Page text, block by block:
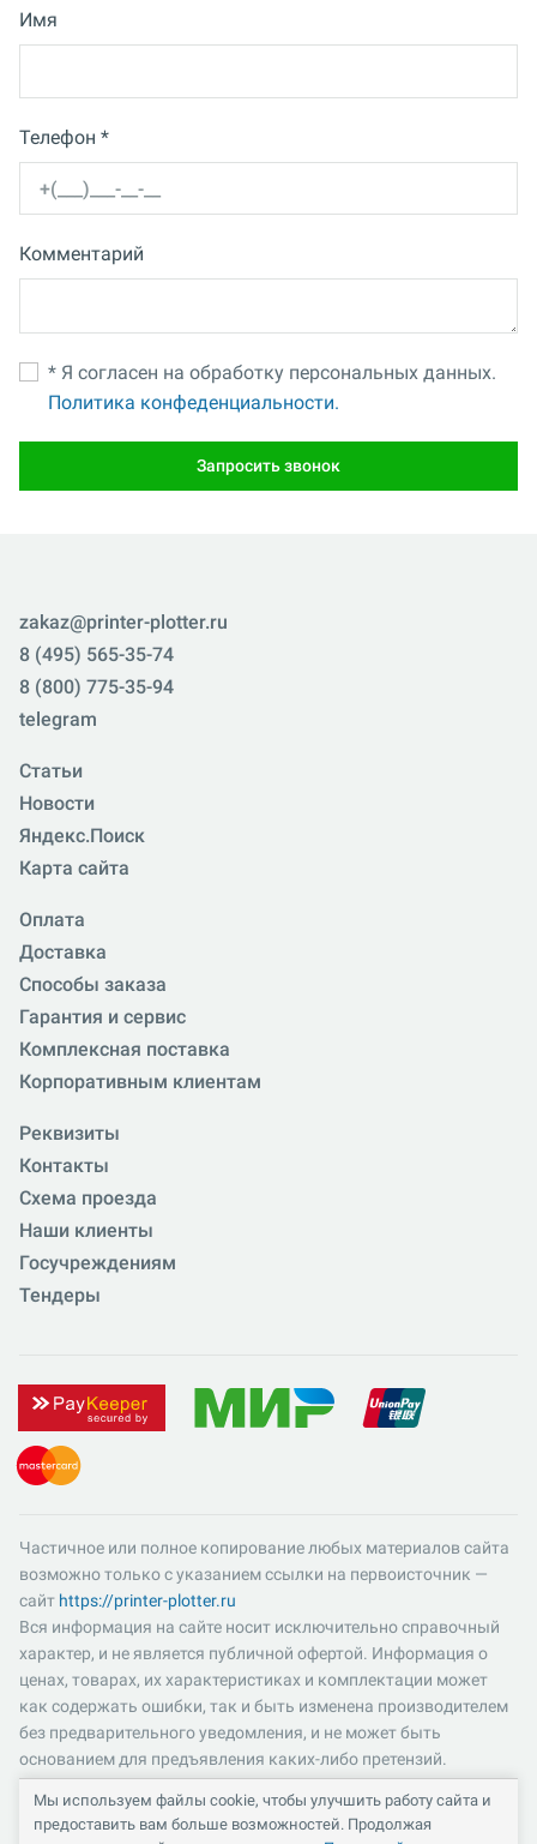
Имя
Телефон *
Комментарий
* Я согласен на обработку персональных данных.
Политика конфеденциальности.
Запросить звонок
zakaz@printer-plotter.ru
8 (495) 565-35-74
8 (800) 775-35-94
telegram
Статьи
Новости
Яндекс.Поиск
Карта сайта
Оплата
Доставка
Способы заказа
Гарантия и сервис
Комплексная поставка
Корпоративным клиентам
Реквизиты
Контакты
Схема проезда
Наши клиенты
Госучреждениям
Тендеры
Частичное или полное копирование любых материалов сайта
возможно только с указанием ссылки на первоисточник —
сайт https://printer-plotter.ru
Вся информация на сайте носит исключительно справочный
характер, и не является публичной офертой. Информация о
ценах, товарах, их характеристиках и комплектации может
как содержать ошибки, так и быть изменена производителем
без предварительного уведомления, и не может быть
основанием для предъявления каких-либо претензий.
Пожалуйста, уточняйте существенные для вас характеристики
и компоненты комплектации товаров. Все цены указаны в
российских рублях и включают в себя НДС 22%.
Мы используем файлы cookie, чтобы улучшить работу сайта и
предоставить вам больше возможностей. Продолжая